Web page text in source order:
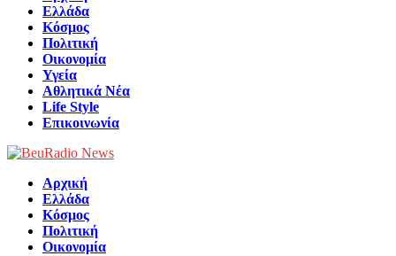
Ελλάδα
Κόσμος
Πολιτική
Οικονομία
Υγεία
Αθλητικά Νέα
Life Style
Επικοινωνία
Αρχική
Ελλάδα
Κόσμος
Πολιτική
Οικονομία